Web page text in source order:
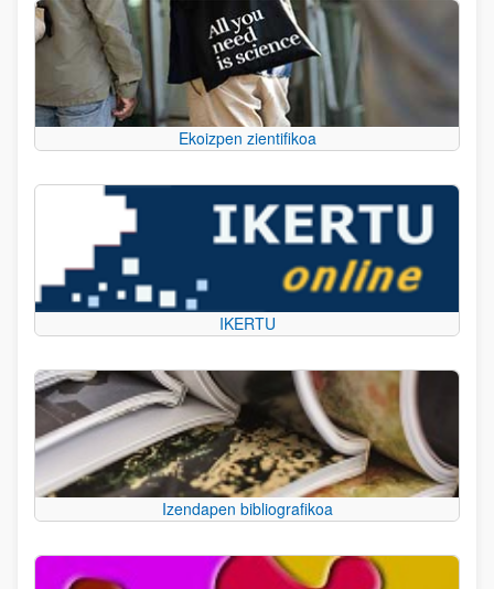
Ekoizpen zientifikoa
IKERTU
Izendapen bibliografikoa